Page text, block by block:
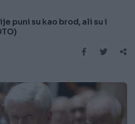
puni su kao brod, ali su i